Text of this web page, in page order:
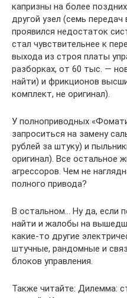
капризны на более
другой узел (семь передач
проявился недостаток
стал чувствительнее к
выхода из строя платы
разборках, от 60 тыс. —
найти) и фрикционов
комплект, не оригинал).
У полноприводных
запроситься на замену
рублей за штуку) и
оригинал). Все остальное
агрессоров. Чем не
полного привода?
В остальном… Ну да, если
найти и жалобы на
какие-то другие
штучные, рандомные и
блоков управления.
Также читайте: Дилемма: